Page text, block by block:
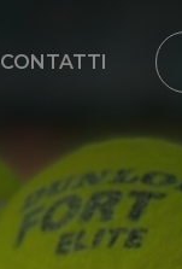
CONTATTI